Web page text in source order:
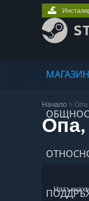
МАГАЗИН
Начало > Опа